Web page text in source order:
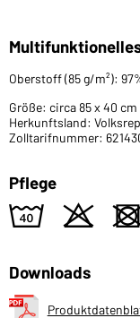
Oberstoff (85 g/m²):
Größe: circa 85 x 40 cm
Herkunftsland:
Zolltarifnummer:
Pflege
8 o
Downloads